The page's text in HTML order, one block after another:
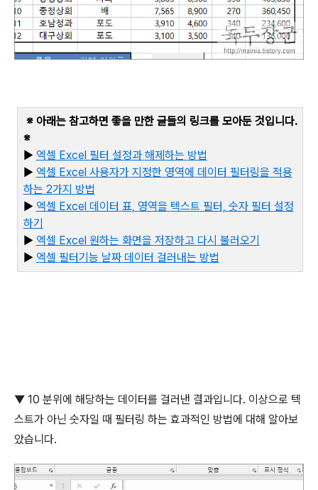
※ 아래는 참고하면 좋을 만한 글들의 링크를 모아둔 것입니다.
※
▶ 엑셀 Excel 필터 설정과 해제하는 방법
▶ 엑셀 Excel 사용자가 지정한 영역에 데이터 필터링을 적용
하는 2가지 방법
▶ 엑셀 Excel 데이터 표, 영역을 텍스트 필터, 숫자 필터 설정
하기
▶ 엑셀 Excel 원하는 화면을 저장하고 다시 불러오기
▶ 엑셀 필터기능 날짜 데이터 걸러내는 방법
▼ 10 분위에 해당하는 데이터를 걸러낸 결과입니다. 이상으로 텍
스트가 아닌 숫자일 때 필터링 하는 효과적인 방법에 대해 알아보
았습니다.